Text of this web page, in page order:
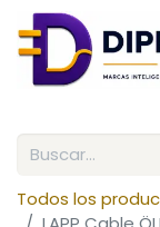
Todos los